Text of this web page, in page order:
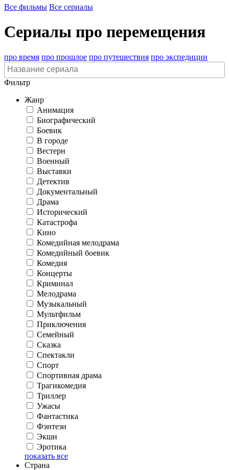
Все фильмы Все сериалы
Сериалы про перемещения
про время про прошлое про путешествия про экспедиции
Фильтр
Жанр
Анимация
Биографический
Боевик
В городе
Вестерн
Военный
Выставки
Детектив
Документальный
Драма
Исторический
Катастрофа
Кино
Комедийная мелодрама
Комедийный боевик
Комедия
Концерты
Криминал
Мелодрама
Музыкальный
Мультфильм
Приключения
Семейный
Сказка
Спектакли
Спорт
Спортивная драма
Трагикомедия
Триллер
Ужасы
Фантастика
Фэнтези
Экшн
Эротика
показать все
Страна